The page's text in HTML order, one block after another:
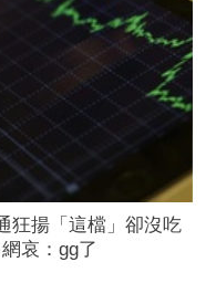
狂揚「這檔」卻沒吃
哀：gg了